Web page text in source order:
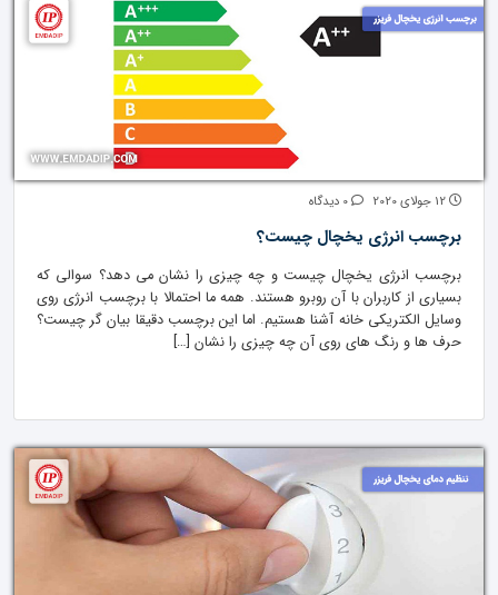
برچسب انرژی یخچال چیست؟
برچسب انرژی یخچال چیست و چه چیزی را نشان می دهد؟ سوالی که
بسیاری از کاربران با آن روبرو هستند. همه ما احتمالا با برچسب انرژی روی
وسایل الکتریکی خانه آشنا هستیم. اما این برچسب دقیقا بیان گر چیست؟
حرف ها و رنگ های روی آن چه چیزی را نشان […]